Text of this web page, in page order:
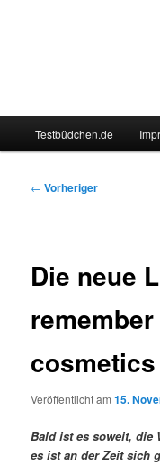
Testbüdchen.de
Beitragsnavigation
← Vorheriger
Die neue
cosmetics
Veröffentlicht am15.
Bald ist es soweit, die
es ist an der Zeit sich